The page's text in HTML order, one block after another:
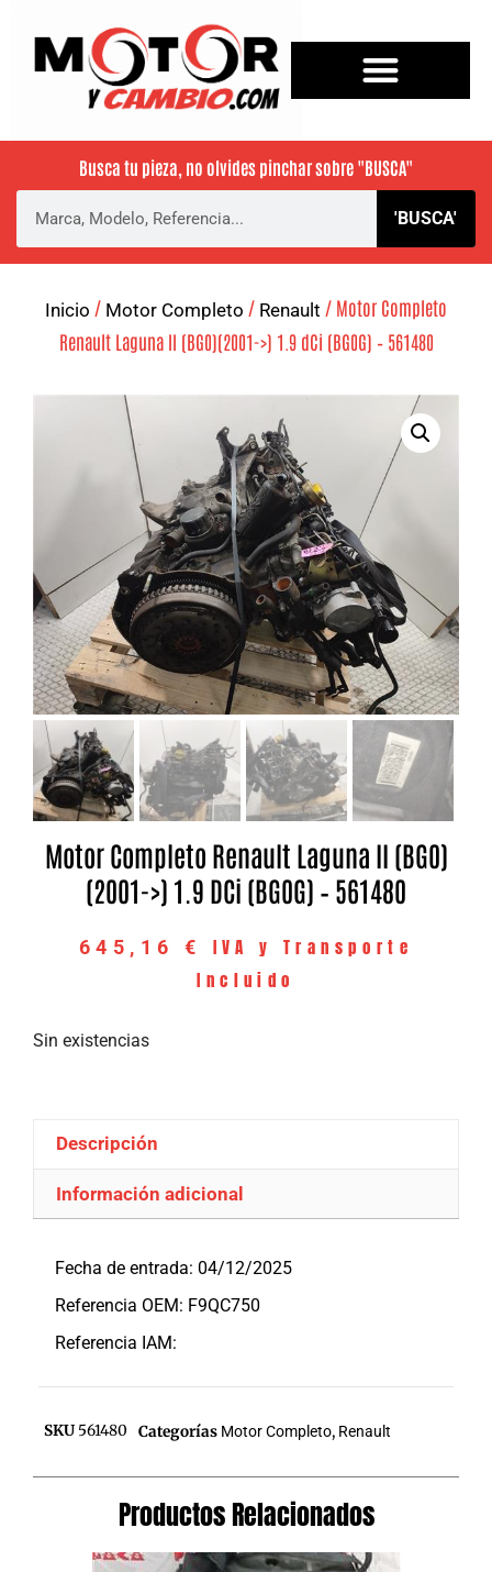
Busca tu pieza, no olvides pinchar sobre "BUSCA"
'BUSCA'
Inicio / Motor Completo / Renault / Motor Completo
Renault Laguna II (BG0)(2001->) 1.9 dCi (BG0G) – 561480
Motor Completo Renault Laguna II (BG0)
(2001->) 1.9 DCi (BG0G) – 561480
645,16 €
IVA y Transporte
Incluido
Sin existencias
Descripción
Información adicional
Fecha de entrada: 04/12/2025
Referencia OEM: F9QC750
Referencia IAM:
SKU 561480 Categorías Motor Completo, Renault
Productos Relacionados